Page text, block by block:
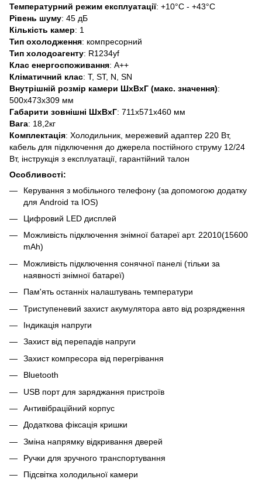
Температурний режим експлуатації: +10°C - +43°C
Рівень шуму: 45 дБ
Кількість камер: 1
Тип охолодження: компресорний
Тип холодоагенту: R1234yf
Клас енергоспоживання: А++
Кліматичний клас: T, ST, N, SN
Внутрішній розмір камери ШхВхГ (макс. значення):
500x473x309 мм
Габарити зовнішні ШхВхГ: 711x571x460 мм
Вага: 18,2кг
Комплектація: Холодильник, мережевий адаптер 220 Вт,
кабель для підключення до джерела постійного струму 12/24
Вт, інструкція з експлуатації, гарантійний талон
Особливості:
Керування з мобільного телефону (за допомогою додатку
для Android та IOS)
Цифровий LED дисплей
Можливість підключення знімної батареї арт. 22010(15600
mAh)
Можливість підключення сонячної панелі (тільки за
наявності знімної батареї)
Пам'ять останніх налаштувань температури
Триступеневий захист акумулятора авто від розрядження
Індикація напруги
Захист від перепадів напруги
Захист компресора від перегрівання
Bluetooth
USB порт для заряджання пристроїв
Антивібраційний корпус
Додаткова фіксація кришки
Зміна напрямку відкривання дверей
Ручки для зручного транспортування
Підсвітка холодильної камери